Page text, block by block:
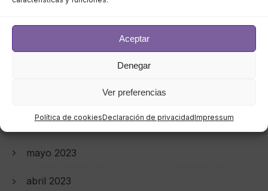
Aceptar
Denegar
Ver preferencias
Política de cookiesDeclaración de privacidadImpressum
junio 2023
mayo 2023
abril 2023